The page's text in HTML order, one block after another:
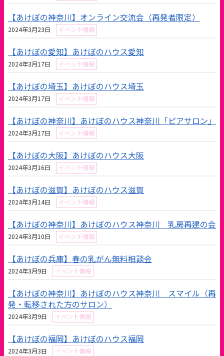
【あけぼの神奈川】オンライン交流会（再発者限定）
2024年3月23日 イベント情報
【あけぼの愛知】あけぼのハウス愛知
2024年3月17日 イベント情報
【あけぼの埼玉】あけぼのハウス埼玉
2024年3月17日 イベント情報
【あけぼの神奈川】あけぼのハウス神奈川「ピアサロン」
2024年3月17日 イベント情報
【あけぼの大阪】あけぼのハウス大阪
2024年3月16日 イベント情報
【あけぼの滋賀】あけぼのハウス滋賀
2024年3月14日 イベント情報
【あけぼの神奈川】あけぼのハウス神奈川 乳房再建の会
2024年3月10日 イベント情報
【あけぼの兵庫】春の乳がん無料相談会
2024年3月9日 イベント情報
【あけぼの神奈川】あけぼのハウス神奈川 スマイル（再
発・転移された方のサロン）
2024年3月9日 イベント情報
【あけぼの福岡】あけぼのハウス福岡
2024年3月3日 イベント情報